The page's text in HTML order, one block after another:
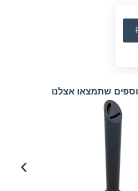
שתמצאו אצלנו